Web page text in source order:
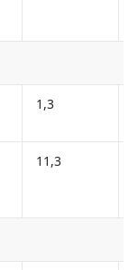
1,3
11,3